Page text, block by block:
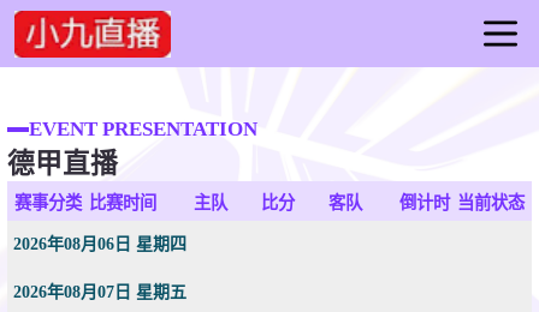
足球直播
篮球直播
足球录像
篮球录像
篮球集锦
EVENT PRESENTATION
德甲直播
赛事分类 比赛时间 主队 比分 客队 倒计时 当前状态
2026年08月06日 星期四
2026年08月07日 星期五